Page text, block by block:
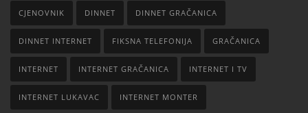
CJENOVNIK DINNET DINNET GRAČANICA
DINNET INTERNET FIKSNA TELEFONIJA GRAČANICA
INTERNET INTERNET GRAČANICA INTERNET I TV
INTERNET LUKAVAC INTERNET MONTER